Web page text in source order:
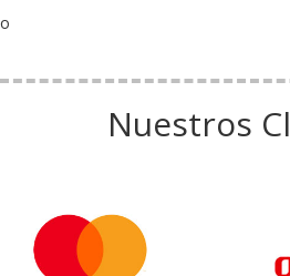
o
Nuestros